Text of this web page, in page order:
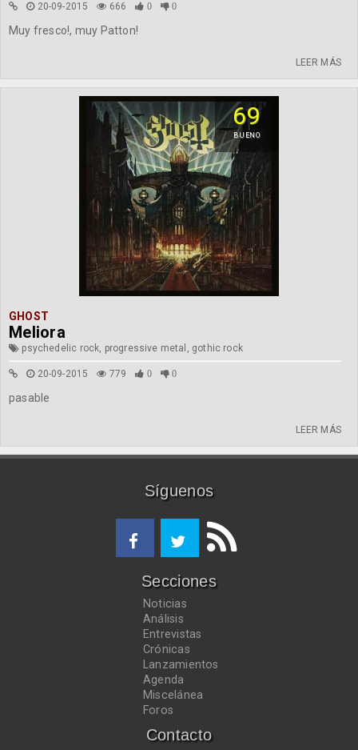
20-09-2015 666 0 0
Muy fresco!, muy Patton!
LEER MÁS
69
BUENO
GHOST
Meliora
psychedelic rock, progressive metal, gothic rock
20-09-2015 779 0 0
pasable
LEER MÁS
Síguenos
Secciones
Noticias
Análisis
Entrevistas
Crónicas
Lanzamientos
Agenda
Miscelánea
Foros
Contacto